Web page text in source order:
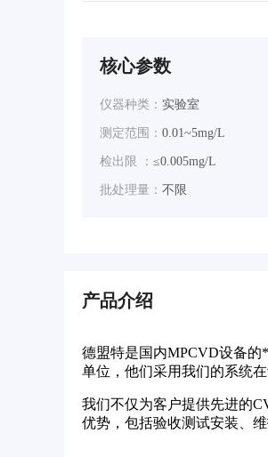
核心参数
仪器种类： 实验室
测定范围： 0.01~5mg/L
检出限 ： ≤0.005mg/L
批处理量： 不限
产品介绍
德盟特是国内MPCVD设备
单位，他们采用我们的系统
我们不仅为客户提供先进的
优势，包括验收测试安装、